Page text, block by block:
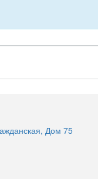
Дом 75